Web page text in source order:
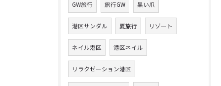
GW旅行 旅行GW 黒い爪
港区サンダル 夏旅行 リゾート
ネイル港区 港区ネイル
リラクゼーション港区